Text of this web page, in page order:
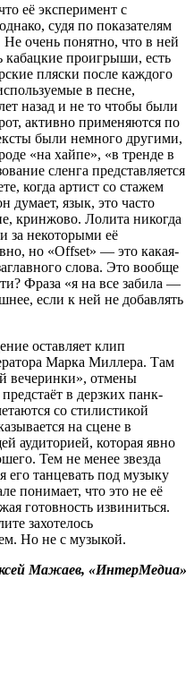
её эксперимент с
судя по показателям
Не очень понятно, что в ней
кабацкие проигрыши, есть
пляски после каждого
в песне,
назад и не то чтобы были
активно применяются по
были немного другими,
«на хайпе», «в тренде в
сленга представляется
когда артист со стажем
думает, язык, это часто
кринжово. Лолита никогда
за некоторыми её
но «Offset» — это какая-
слова. Это вообще
Фраза «я на все забила —
если к ней не добавлять
оставляет клип
Марка Миллера. Там
вечеринки», отмены
в дерзких панк-
со стилистикой
на сцене в
аудиторией, которая явно
Тем не менее звезда
его танцевать под музыку
понимает, что это не её
готовность извиниться.
захотелось
Но не с музыкой.
Мажаев, «ИнтерМедиа»